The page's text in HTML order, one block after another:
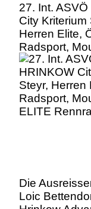
27. Int.
City Kriterium
Herren Elite,
Radsport,
ELITE
Die
Loic